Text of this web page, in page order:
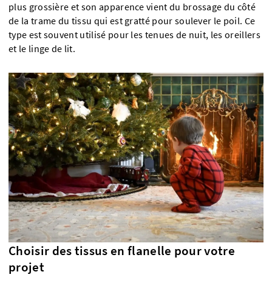
plus grossière et son apparence vient du brossage du côté
de la trame du tissu qui est gratté pour soulever le poil. Ce
type est souvent utilisé pour les tenues de nuit, les oreillers
et le linge de lit.
Choisir des tissus en flanelle pour votre
projet